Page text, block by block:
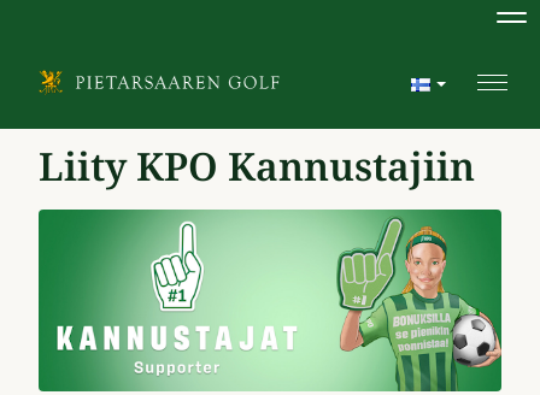
Liity KPO Kannustajiin